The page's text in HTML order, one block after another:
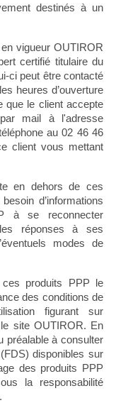
destinés à un
vigueur OUTIROR
certifié titulaire du
ci peut être contacté
heures d’ouverture
que le client accepte
mail à l'adresse
au 02 46 46
client vous mettant
en dehors de ces
d’informations
à se reconnecter
réponses à ses
modes de
produits PPP le
des conditions de
figurant sur
site OUTIROR. En
préalable à consulter
disponibles sur
des produits PPP
la responsabilité